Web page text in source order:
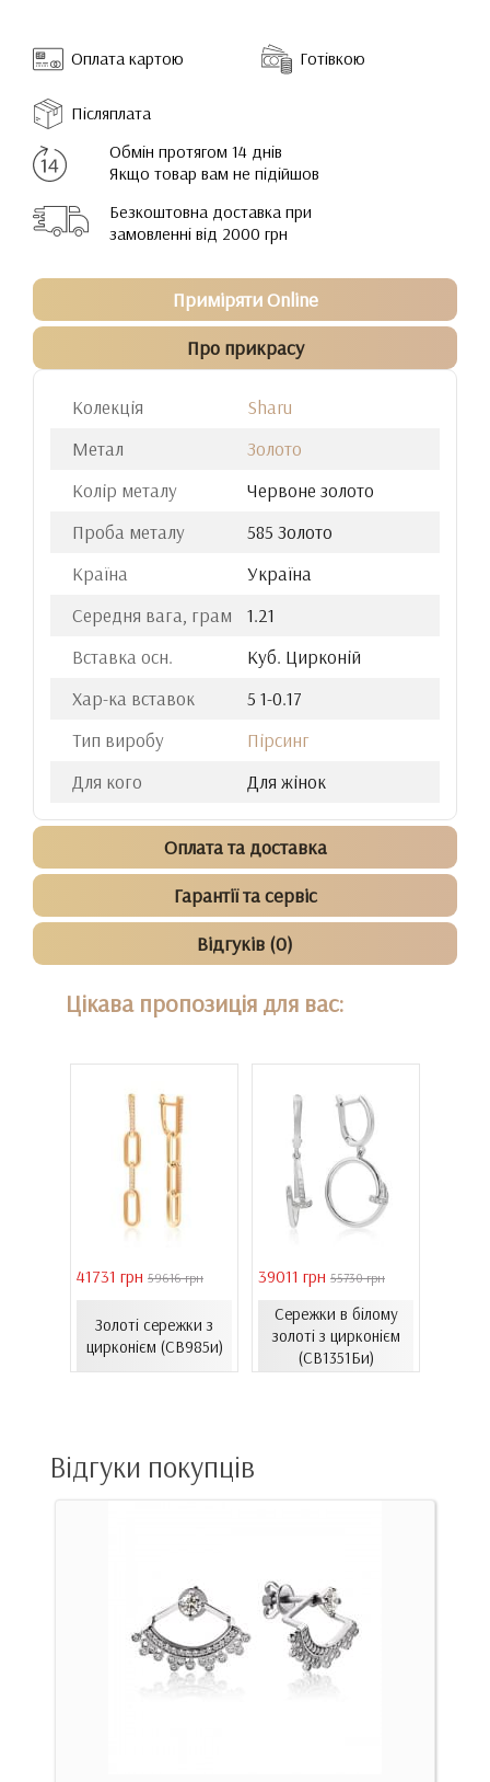
Оплата картою Готівкою
Післяплата
Обмін протягом 14 днів
Якщо товар вам не підійшов
Безкоштовна доставка при
замовленні від 2000 грн
Приміряти Online
Про прикрасу
Колекція
Sharu
Метал
Золото
Колір металу
Червоне золото
Проба металу
585 Золото
Країна
Україна
Середня вага, грам
1.21
Вставка осн.
Куб. Цирконій
Хар-ка вставок
5 1-0.17
Тип виробу
Пірсинг
Для кого
Для жінок
Оплата та доставка
Гарантії та сервіс
Відгуків (0)
Цікава пропозиція для вас:
41731 грн 59616 грн
Золоті сережки з
цирконієм (СВ985и)
39011 грн 55730 грн
Сережки в білому
золоті з цирконієм
(СВ1351Би)
Відгуки покупців